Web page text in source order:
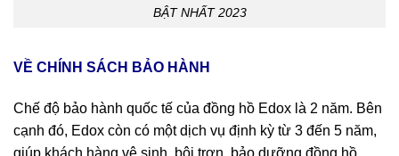
BẬT NHẤT 2023
VỀ CHÍNH SÁCH BẢO HÀNH
Chế độ bảo hành quốc tế của đồng hồ Edox là 2 năm. Bên
cạnh đó, Edox còn có một dịch vụ định kỳ từ 3 đến 5 năm,